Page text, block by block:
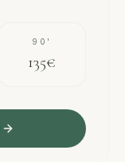
90'
135€